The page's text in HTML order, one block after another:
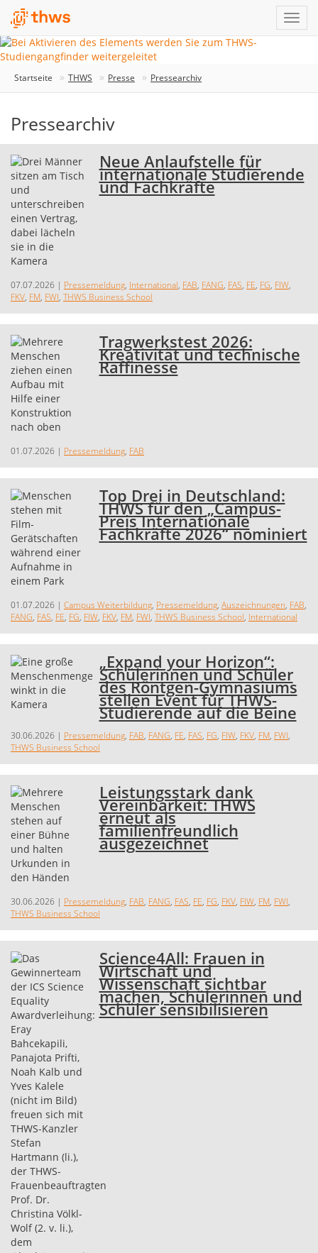
Startseite THWS Presse Pressearchiv
Pressearchiv
Neue Anlaufstelle für
internationale Studierende
und Fachkräfte
07.07.2026 | Pressemeldung, International, FAB, FANG, FAS, FE, FG, FIW,
FKV, FM, FWI, THWS Business School
Tragwerkstest 2026:
Kreativität und technische
Raffinesse
01.07.2026 | Pressemeldung, FAB
Top Drei in Deutschland:
THWS für den „Campus-
Preis Internationale
Fachkräfte 2026“ nominiert
01.07.2026 | Campus Weiterbildung, Pressemeldung, Auszeichnungen, FAB,
FANG, FAS, FE, FG, FIW, FKV, FM, FWI, THWS Business School, International
„Expand your Horizon“:
Schülerinnen und Schüler
des Röntgen-Gymnasiums
stellen Event für THWS-
Studierende auf die Beine
30.06.2026 | Pressemeldung, FAB, FANG, FE, FAS, FG, FIW, FKV, FM, FWI,
THWS Business School
Leistungsstark dank
Vereinbarkeit: THWS
erneut als
familienfreundlich
ausgezeichnet
30.06.2026 | Pressemeldung, FAB, FANG, FAS, FE, FG, FKV, FIW, FM, FWI,
THWS Business School
Science4All: Frauen in
Wirtschaft und
Wissenschaft sichtbar
machen, Schülerinnen und
Schüler sensibilisieren